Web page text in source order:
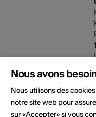
Organisateur
Nous avons
Nous utilisons des
notre site web pour
sur «Accepter» si vous